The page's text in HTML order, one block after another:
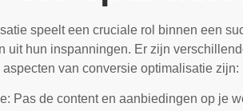
speelt een cruciale rol binnen een
uit hun inspanningen. Er zijn
van conversie optimalisatie zijn:
Pas de content en aanbiedingen op je